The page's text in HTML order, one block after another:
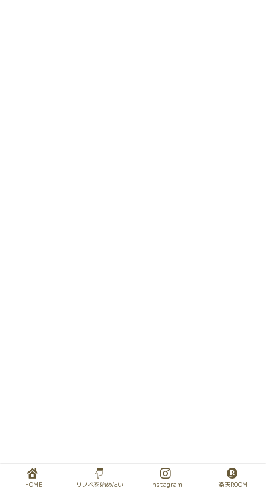
HOME リノベを始めたい Instagram 楽天ROOM